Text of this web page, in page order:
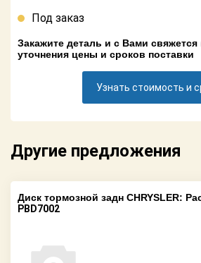
Возврат
Поставщикам
Акции
Новости
заказ
Под заказ
Закажите деталь и с Вами
уточнения цены и сроков поставки
Узнать стоимость и
Другие предложения
Диск тормозной задн CHRYSLER:
PBD7002